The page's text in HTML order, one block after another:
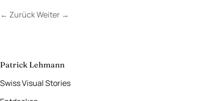
← ZurückWeiter →
aufnehmen→
Patrick Lehmann
Swiss Visual Stories